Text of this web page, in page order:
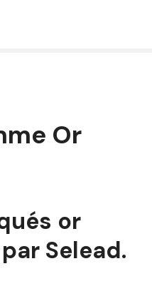
Or
or
Selead.